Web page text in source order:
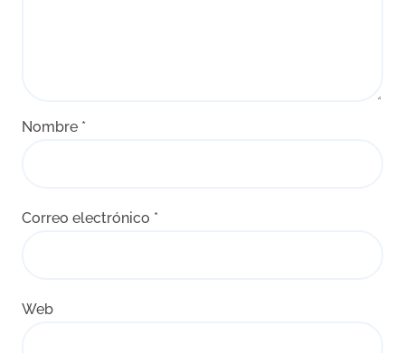
Nombre *
Correo electrónico *
Web